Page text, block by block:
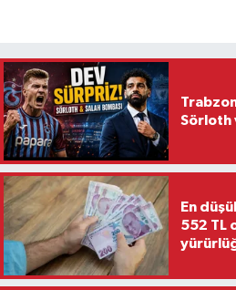
Sörloth
En
552 TL